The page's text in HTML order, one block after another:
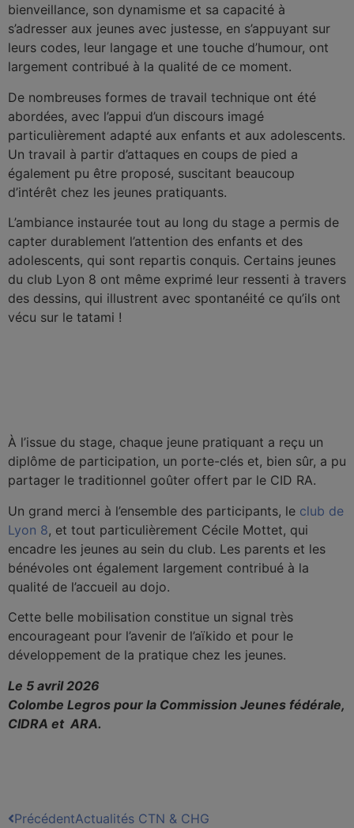
bienveillance, son dynamisme et sa capacité à
s’adresser aux jeunes avec justesse, en s’appuyant sur
leurs codes, leur langage et une touche d’humour, ont
largement contribué à la qualité de ce moment.
De nombreuses formes de travail technique ont été
abordées, avec l’appui d’un discours imagé
particulièrement adapté aux enfants et aux adolescents.
Un travail à partir d’attaques en coups de pied a
également pu être proposé, suscitant beaucoup
d’intérêt chez les jeunes pratiquants.
L’ambiance instaurée tout au long du stage a permis de
capter durablement l’attention des enfants et des
adolescents, qui sont repartis conquis. Certains jeunes
du club Lyon 8 ont même exprimé leur ressenti à travers
des dessins, qui illustrent avec spontanéité ce qu’ils ont
vécu sur le tatami !
À l’issue du stage, chaque jeune pratiquant a reçu un
diplôme de participation, un porte-clés et, bien sûr, a pu
partager le traditionnel goûter offert par le CID RA.
Un grand merci à l’ensemble des participants, le club de
Lyon 8, et tout particulièrement Cécile Mottet, qui
encadre les jeunes au sein du club. Les parents et les
bénévoles ont également largement contribué à la
qualité de l’accueil au dojo.
Cette belle mobilisation constitue un signal très
encourageant pour l’avenir de l’aïkido et pour le
développement de la pratique chez les jeunes.
Le 5 avril 2026
Colombe Legros pour la Commission Jeunes fédérale,
CIDRA et ARA.
PrécédentActualités CTN & CHG